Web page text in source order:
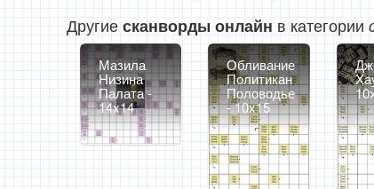
Другиесканворды онлайн в категории
Мазила
Низина
Палата -
14x14
Обливание
Политикан
Половодье
- 10x15